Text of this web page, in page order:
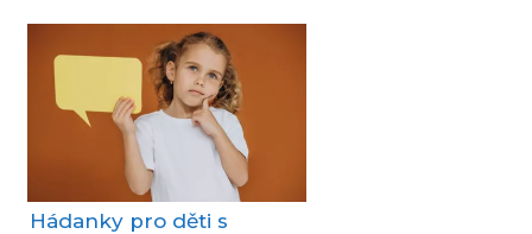
Hádanky pro děti s